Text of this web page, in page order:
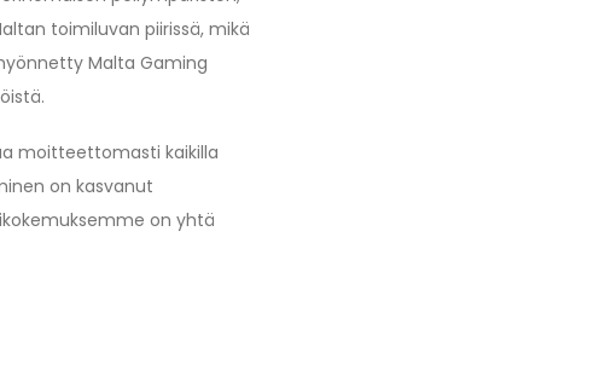
toimiluvan piirissä, mikä
Malta Gaming
moitteettomasti kaikilla
on kasvanut
on yhtä